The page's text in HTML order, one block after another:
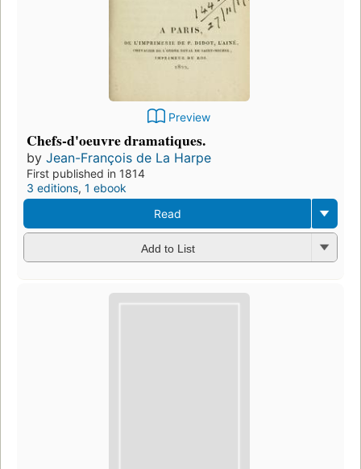
Preview
Chefs-d'oeuvre dramatiques.
by Jean-François de La Harpe
First published in 1814
3 editions, 1 ebook
Read
Add to List